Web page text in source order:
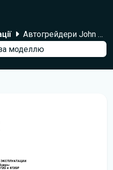
Автогрейдери John Deere
моделлю